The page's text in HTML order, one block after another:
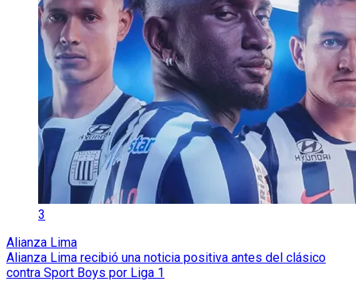
3
Alianza Lima
Alianza Lima recibió una noticia positiva antes del clásico
contra Sport Boys por Liga 1